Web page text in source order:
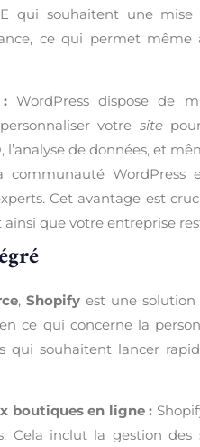
qui souhaitent une
ce qui permet
WordPress dispose de
votre sitepour
l’analyse de données, et
communauté
Cet avantage est
que votre entreprise
, Shopifyest une solution
ce qui concerne la
qui souhaitent lancer
boutiques en ligne :
Cela inclut la gestion